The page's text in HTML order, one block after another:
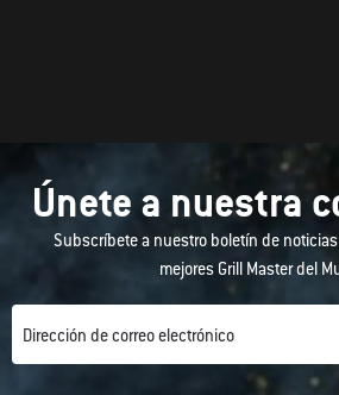
Únete a nuestra
Subscríbete a nuestro boletín de
mejores Grill Master del
Dirección de correo electrónico